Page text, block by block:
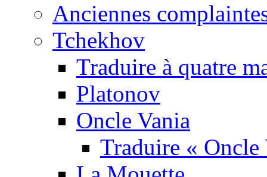
Anciennes
Tchekhov
Traduire à quatre
Platonov
Oncle Vania
Traduire « Oncle